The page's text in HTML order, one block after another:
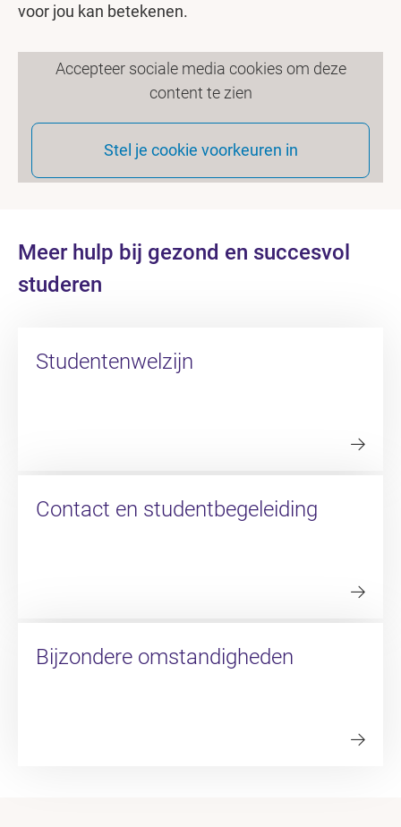
voor jou kan betekenen.
Accepteer sociale media cookies om deze
content te zien
Stel je cookie voorkeuren in
Meer hulp bij gezond en succesvol
studeren
Studentenwelzijn
Contact en studentbegeleiding
Bijzondere omstandigheden